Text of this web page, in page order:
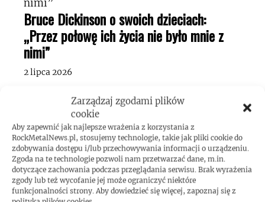
Zarządzaj zgodami plików
cookie
Aby zapewnić jak najlepsze wrażenia z korzystania z
RockMetalNews.pl, stosujemy technologie, takie jak pliki cookie do
zdobywania dostępu i/lub przechowywania informacji o urządzeniu.
Zgoda na te technologie pozwoli nam przetwarzać dane, m.in.
dotyczące zachowania podczas przeglądania serwisu. Brak wyrażenia
zgody lub też wycofanie jej może ograniczyć niektóre
funkcjonalności strony. Aby dowiedzieć się więcej, zapoznaj się z
Bruce Dickinson o swoich dzieciach:
„Przez połowę ich życia nie było mnie z
nimi”
2 lipca 2026